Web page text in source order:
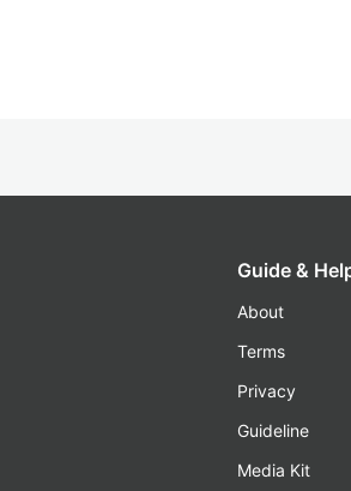
Guide &
About
Terms
Privacy
Guideline
Media Kit